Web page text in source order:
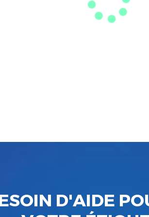
D'AIDE